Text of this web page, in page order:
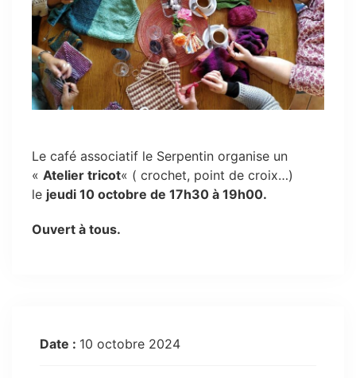
Le café associatif le Serpentin organise un
« Atelier tricot« ( crochet, point de croix…)
le jeudi 10 octobre de 17h30 à 19h00.
Ouvert à tous.
Date : 10 octobre 2024